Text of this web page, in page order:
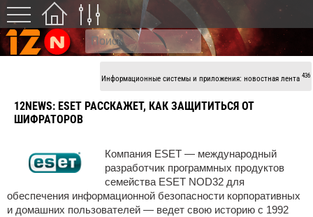
Информационные системы и приложения: новостная лента 436
12NEWS: ESEТ РАССКАЖЕТ, КАК ЗАЩИТИТЬСЯ ОТ
ШИФРАТОРОВ
Компания ESET — международный
разработчик программных продуктов
семейства ESET NOD32 для
обеспечения информационной безопасности корпоративных
и домашних пользователей — ведет свою историю с 1992